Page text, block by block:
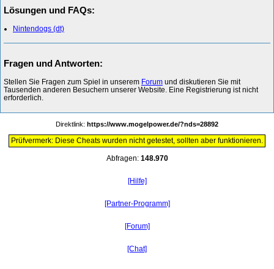
Lösungen und FAQs:
Nintendogs (dt)
Fragen und Antworten:
Stellen Sie Fragen zum Spiel in unserem Forum und diskutieren Sie mit
Tausenden anderen Besuchern unserer Website. Eine Registrierung ist nicht
erforderlich.
Direktlink: https://www.mogelpower.de/?nds=28892
Prüfvermerk: Diese Cheats wurden nicht getestet, sollten aber funktionieren.
Abfragen: 148.970
[Hilfe]
[Partner-Programm]
[Forum]
[Chat]